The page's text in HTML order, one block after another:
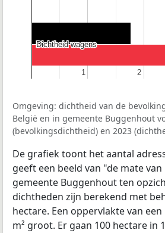
1
1 2
2
Dichtheid wagens
Dichtheid wagens
Omgeving: dichtheid van de
België en in gemeente Buggenhout
(bevolkingsdichtheid) en 2023
De grafiek toont het aantal
geeft een beeld van "de mate
gemeente Buggenhout ten
dichtheden zijn berekend met
hectare. Een oppervlakte van
m² groot. Er gaan 100 hectare in